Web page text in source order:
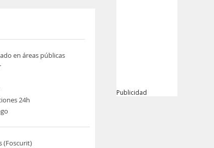
en áreas públicas
24h
(Foscurit)
Publicidad